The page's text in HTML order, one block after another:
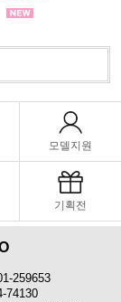
모델지원
기획전
259653
74130